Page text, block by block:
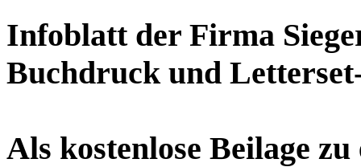
Infoblatt der Firma
Buchdruck und
Als kostenlose Beilage